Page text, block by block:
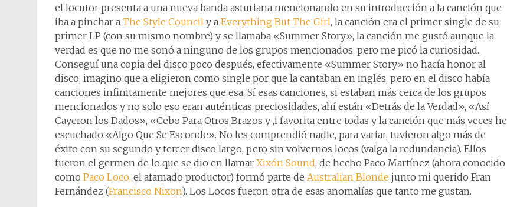
el locutor presenta a una nueva banda asturiana mencionando en su introducción a la canción que
iba a pinchar a The Style Council y a Everything But The Girl, la canción era el primer single de su
primer LP (con su mismo nombre) y se llamaba «Summer Story», la canción me gustó aunque la
verdad es que no me sonó a ninguno de los grupos mencionados, pero me picó la curiosidad.
Conseguí una copia del disco poco después, efectivamente «Summer Story» no hacía honor al
disco, imagino que a eligieron como single por que la cantaban en inglés, pero en el disco había
canciones infinitamente mejores que esa. Sí esas canciones, si estaban más cerca de los grupos
mencionados y no solo eso eran auténticas preciosidades, ahí están «Detrás de la Verdad», «Así
Cayeron los Dados», «Cebo Para Otros Brazos y ,i favorita entre todas y la canción que más veces he
escuchado «Algo Que Se Esconde». No les comprendió nadie, para variar, tuvieron algo más de
éxito con su segundo y tercer disco largo, pero sin volvernos locos (valga la redundancia). Ellos
fueron el germen de lo que se dio en llamar Xixón Sound, de hecho Paco Martínez (ahora conocido
como Paco Loco, el afamado productor) formó parte de Australian Blonde junto mi querido Fran
Fernández (Francisco Nixon). Los Locos fueron otra de esas anomalías que tanto me gustan.